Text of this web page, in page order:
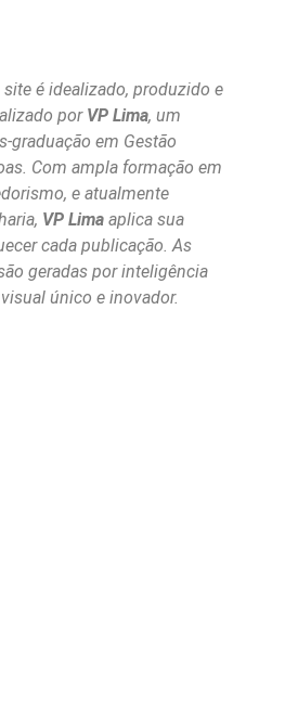
é idealizado, produzido e
por VP Lima, um
graduação em Gestão
Com ampla formação em
e atualmente
VP Lima aplica sua
cada publicação. As
geradas por inteligência
único e inovador.